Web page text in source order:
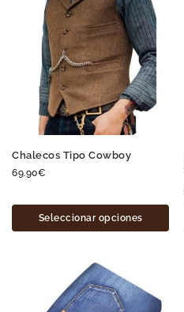
Chalecos Tipo Cowboy
69.90€
Seleccionar opciones